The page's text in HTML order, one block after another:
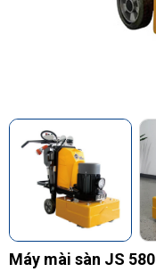
Máy mài sàn JS 580